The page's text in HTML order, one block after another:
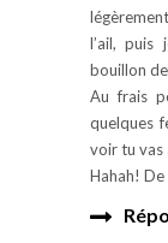
l’ail, puis
bouillon
Au frais
quelques
voir tu vas
Hahah!